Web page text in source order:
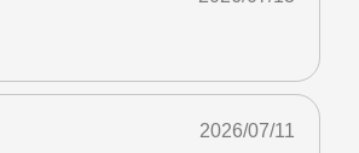
2026/07/11